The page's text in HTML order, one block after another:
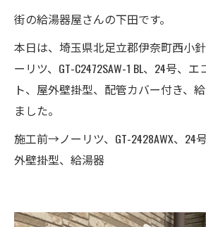
街の給湯器屋さんの下田です。
本日は、埼玉県北足立郡伊奈町西小
ーリツ、GT-C2472SAW-1 BL、24号、
ト、屋外壁掛型、配管カバー付き、
ました。
施工前→ノーリツ、GT-2428AWX、24
外壁掛型、給湯器